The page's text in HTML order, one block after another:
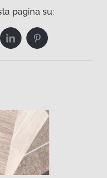
pagina su:
LinkedInPinterest